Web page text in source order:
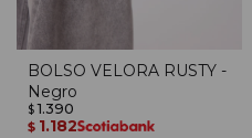
BOLSO VELORA RUSTY -
Negro
$ 1.390
$ 1.182